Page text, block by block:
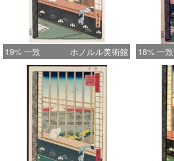
19% 一致 ホノルル美術館 18% 一致